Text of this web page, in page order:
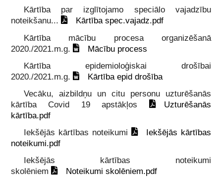
Kārtība par izglītojamo speciālo vajadzību
noteikšanu...
Kārtība spec.vajadz.pdf
Kārtība mācību procesa organizēšanā
2020./2021.m.g.
Mācību process
Kārtība epidemioloģiskai drošībai
2020./2021.m.g.
Kārtība epid drošība
Vecāku, aizbildņu un citu personu uzturēšanās
kārtība Covid 19 apstākļos
Uzturēšanās
kārtība.pdf
Iekšējās kārtības noteikumi
Iekšējās kārtības
noteikumi.pdf
Iekšējās kārtības noteikumi
skolēniem
Noteikumi skolēniem.pdf